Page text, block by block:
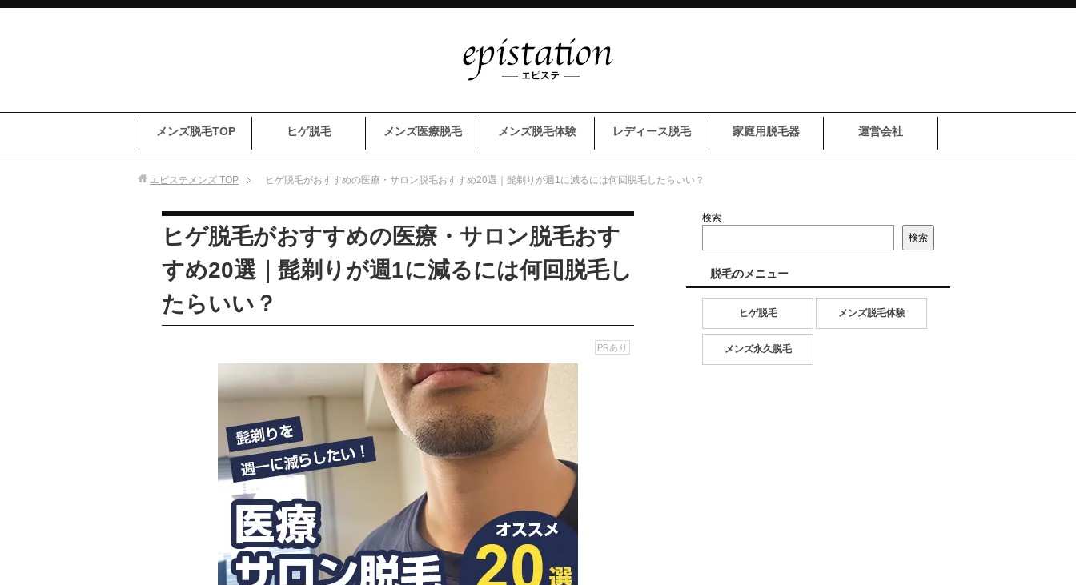
メンズ脱毛TOP ヒゲ脱毛 メンズ医療脱毛 メンズ脱毛体験 レディース脱毛 家庭用脱毛器 運営会社
エピステメンズ TOP ヒゲ脱毛がおすすめの医療・サロン脱毛おすすめ20選｜髭剃りが週1に減るには何回脱毛したらいい？
ヒゲ脱毛がおすすめの医療・サロン脱毛おす
すめ20選｜髭剃りが週1に減るには何回脱毛し
たらいい？
PRあり
検索
検索
脱毛のメニュー
ヒゲ脱毛 メンズ脱毛体験
メンズ永久脱毛